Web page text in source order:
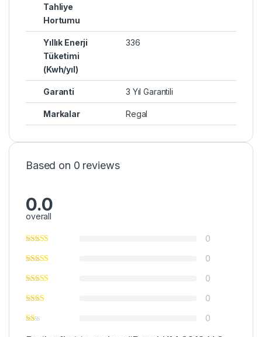
Tahliye
Hortumu
Yıllık Enerji
Tüketimi
(Kwh/yıl)
336
Garanti 3 Yıl Garantili
Markalar Regal
Based on 0 reviews
0.0
overall
0
0
0
0
0